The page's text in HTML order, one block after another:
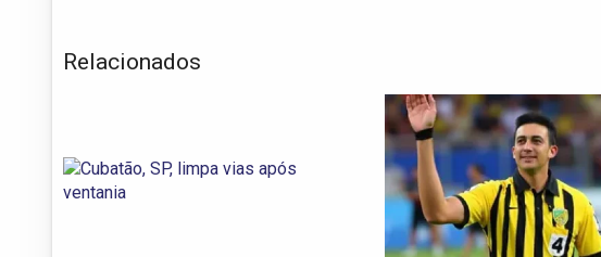
Relacionados